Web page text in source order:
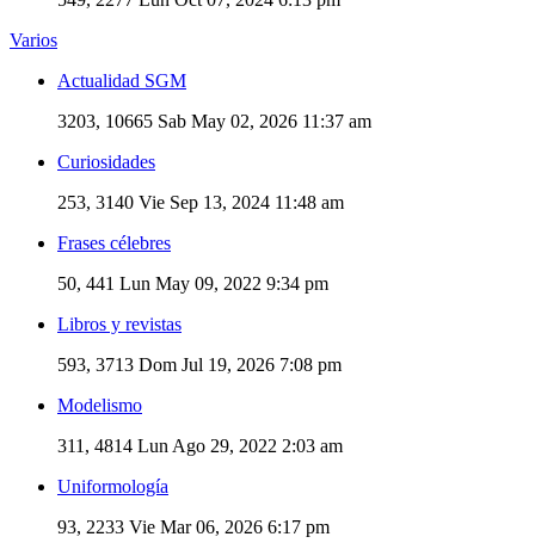
Varios
Actualidad SGM
3203, 10665 Sab May 02, 2026 11:37 am
Curiosidades
253, 3140 Vie Sep 13, 2024 11:48 am
Frases célebres
50, 441 Lun May 09, 2022 9:34 pm
Libros y revistas
593, 3713 Dom Jul 19, 2026 7:08 pm
Modelismo
311, 4814 Lun Ago 29, 2022 2:03 am
Uniformología
93, 2233 Vie Mar 06, 2026 6:17 pm